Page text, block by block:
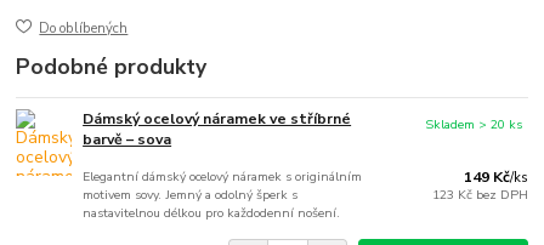
Do oblíbených
Podobné produkty
Dámský ocelový náramek ve stříbrné
barvě – sova
Elegantní dámský ocelový náramek s originálním
motivem sovy. Jemný a odolný šperk s
nastavitelnou délkou pro každodenní nošení.
149 Kč/ks
123 Kč bez DPH
Skladem > 20 ks